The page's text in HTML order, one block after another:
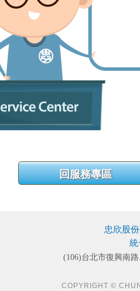
忠欣股
統
(106)台北市復興南
COPYRIGHT ©